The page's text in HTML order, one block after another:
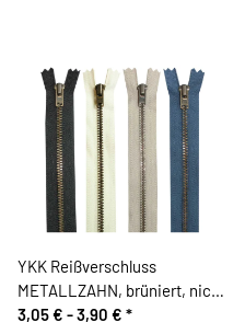
YKK Reißverschluss
METALLZAHN, brüniert, nicht
teilbar
3,05 € -3,90 € *